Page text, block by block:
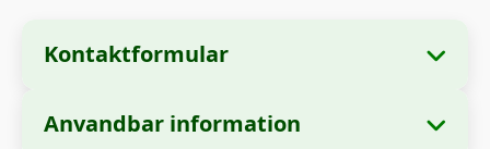
Kontaktformular
Anvandbar information